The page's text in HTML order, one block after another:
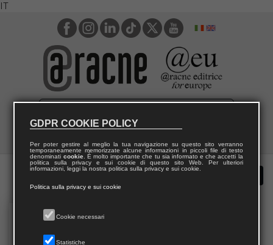
IT
GDPR COOKIE POLICY
Per poter gestire al meglio la tua navigazione su questo sito verranno
temporaneamente memorizzate alcune informazioni in piccoli file di testo
denominati cookie. È molto importante che tu sia informato e che accetti la
politica sulla privacy e sui cookie di questo sito Web. Per ulteriori
informazioni, leggi la nostra politica sulla privacy e sui cookie.
Politica sulla privacy e sui cookie
Cookie necessari
Statistiche